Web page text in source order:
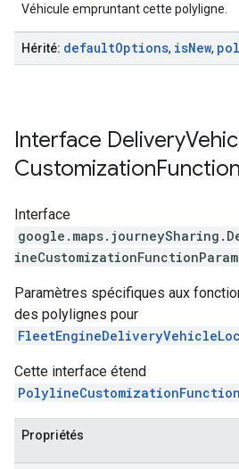
Véhicule empruntant cette polyligne.
Hérité: defaultOptions, isNew,
Interface Delivery
CustomizationFunction
Interface
google.maps.journeySharing .
Paramètres spécifiques aux
des polylignes pour
Cette interface étend
Propriétés